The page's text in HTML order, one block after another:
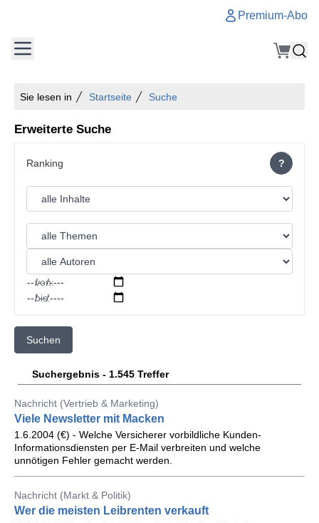
Premium-Abo
Sie lesen in Startseite Suche
Erweiterte Suche
?
von:
bis:
Suchen
Suchergebnis - 1.545 Treffer
Nachricht (Vertrieb & Marketing)
Viele Newsletter mit Macken
1.6.2004 (€) - Welche Versicherer vorbildliche Kunden-
Informationsdiensten per E-Mail verbreiten und welche
unnötigen Fehler gemacht werden.
Nachricht (Markt & Politik)
Wer die meisten Leibrenten verkauft